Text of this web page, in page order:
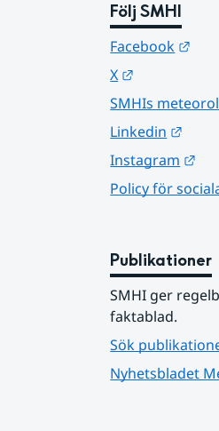
Följ SMHI
Facebook
X
SMHIs
Linkedin
Instagram
Policy för
Publikationer
SMHI ger
faktablad.
Sök
Nyhetsbladet